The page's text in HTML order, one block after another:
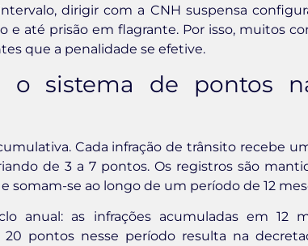
dirigir com a CNH suspensa
e até prisão em flagrante. Por isso, muitos
que a penalidade se efetive.
o sistema de pontos
Cada infração de trânsito recebe
de 3 a 7 pontos. Os registros são
somam-se ao longo de um período de 12
anual: as infrações acumuladas em 12
pontos nesse período resulta na